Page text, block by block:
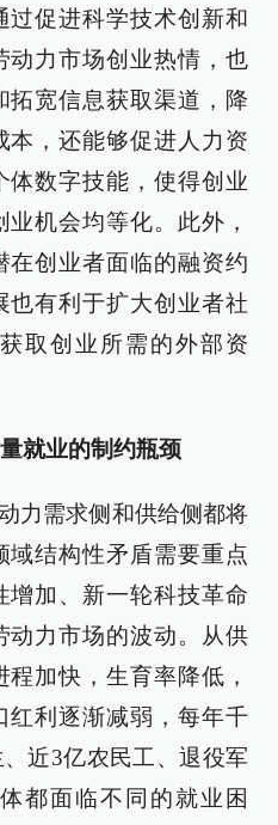
促进科学技术创新和
动力市场创业热情，也
拓宽信息获取渠道，降
本，还能够促进人力资
体数字技能，使得创业
机会均等化。此外，
在创业者面临的融资约
也有利于扩大创业者社
取创业所需的外部资
就业的制约瓶颈
力需求侧和供给侧都将
域结构性矛盾需要重点
增加、新一轮科技革命
动力市场的波动。从供
加快，生育率降低，
红利逐渐减弱，每年千
近3亿农民工、退役军
都面临不同的就业困